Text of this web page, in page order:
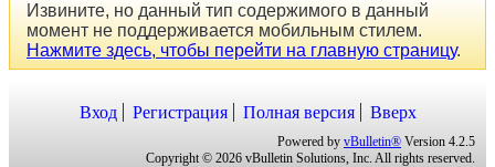
Извините, но данный тип содержимого в данный
момент не поддерживается мобильным стилем.
Нажмите здесь, чтобы перейти на главную страницу.
Вход Регистрация Полная версия Вверх
Powered by vBulletin® Version 4.2.5
Copyright © 2026 vBulletin Solutions, Inc. All rights reserved.